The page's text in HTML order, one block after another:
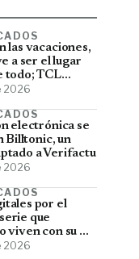
las vacaciones,
a ser el lugar
todo; TCL
en el
2026
electrónica se
Billtonic, un
a Verifactu
2026
por el
que
viven con su PC
2026